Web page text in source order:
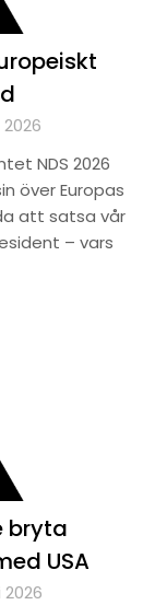
NDS 2026
över Europas
att satsa vår
– vars
bryta
USA